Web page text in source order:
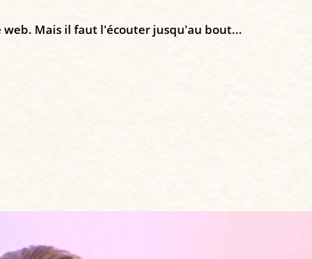
web. Mais il faut l'écouter jusqu'au bout...